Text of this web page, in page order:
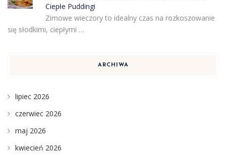
Ciepłe Puddingi
Zimowe wieczory to idealny czas na rozkoszowanie
się słodkimi, ciepłymi …
ARCHIWA
lipiec 2026
czerwiec 2026
maj 2026
kwiecień 2026